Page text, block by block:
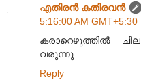
എതിരന്‍ കതിരവന്‍
5:16:00 AM GMT+5:30
കരാറെഴുത്തിൽ
വരുന്നു.
Reply